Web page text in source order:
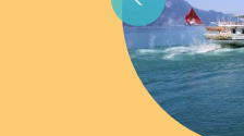
Previous